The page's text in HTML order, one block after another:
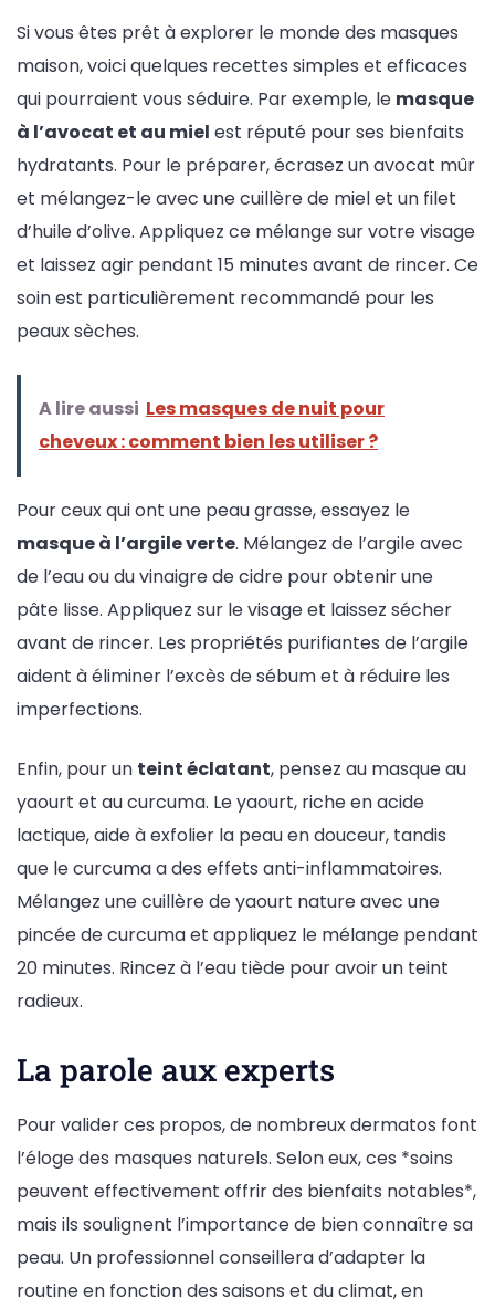
Si vous êtes prêt à explorer le monde des masques
maison, voici quelques recettes simples et efficaces
qui pourraient vous séduire. Par exemple, le masque
à l’avocat et au miel est réputé pour ses bienfaits
hydratants. Pour le préparer, écrasez un avocat mûr
et mélangez-le avec une cuillère de miel et un filet
d’huile d’olive. Appliquez ce mélange sur votre visage
et laissez agir pendant 15 minutes avant de rincer. Ce
soin est particulièrement recommandé pour les
peaux sèches.
A lire aussi Les masques de nuit pour
cheveux : comment bien les utiliser ?
Pour ceux qui ont une peau grasse, essayez le
masque à l’argile verte. Mélangez de l’argile avec
de l’eau ou du vinaigre de cidre pour obtenir une
pâte lisse. Appliquez sur le visage et laissez sécher
avant de rincer. Les propriétés purifiantes de l’argile
aident à éliminer l’excès de sébum et à réduire les
imperfections.
Enfin, pour un teint éclatant, pensez au masque au
yaourt et au curcuma. Le yaourt, riche en acide
lactique, aide à exfolier la peau en douceur, tandis
que le curcuma a des effets anti-inflammatoires.
Mélangez une cuillère de yaourt nature avec une
pincée de curcuma et appliquez le mélange pendant
20 minutes. Rincez à l’eau tiède pour avoir un teint
radieux.
La parole aux experts
Pour valider ces propos, de nombreux dermatos font
l’éloge des masques naturels. Selon eux, ces *soins
peuvent effectivement offrir des bienfaits notables*,
mais ils soulignent l’importance de bien connaître sa
peau. Un professionnel conseillera d’adapter la
routine en fonction des saisons et du climat, en